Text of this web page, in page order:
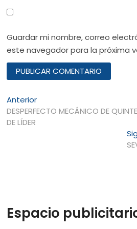
Guardar mi nombre, correo
este navegador para la próxima
Navegación
de
AnteriorEntrada
anterior:
DESPERFECTO MECÁNICO DE
DE LÍDER
Espacio